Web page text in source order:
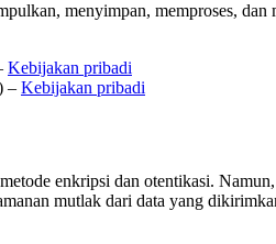
menyimpan, memproses,
Kebijakan pribadi
– Kebijakan pribadi
enkripsi dan otentikasi.
mutlak dari data yang